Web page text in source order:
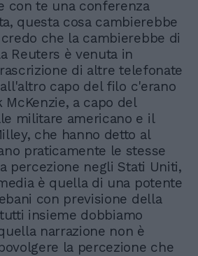
con te una conferenza
questa cosa cambierebbe
che la cambierebbe di
Reuters è venuta in
di altre telefonate
capo del filo c'erano
McKenzie, a capo del
militare americano e il
che hanno detto al
praticamente le stesse
percezione negli Stati Uniti,
è quella di una potente
con previsione della
insieme dobbiamo
narrazione non è
la percezione che